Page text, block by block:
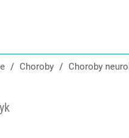
/ Choroby / Choroby